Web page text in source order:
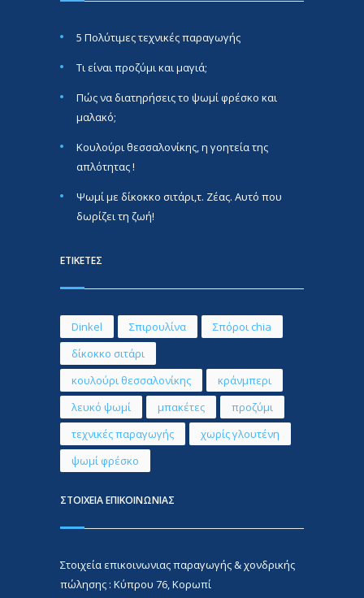
5 Πολύτιμες τεχνικές παραγωγής
Τι είναι προζύμι και μαγιά;
Πώς να διατηρήσεις το ψωμί φρέσκο και
μαλακό;
Κουλούρι θεσσαλονίκης, η γοητεία της
απλότητας !
Ψωμί με δίκοκκο σιτάρι,τ. Ζέας. Αυτό που
δωρίζει τη ζωή!
ΕΤΙΚΕΤΕΣ
Dinkel Σπιρουλίνα
Σπόροι chia
δίκοκκο σιτάρι
κουλούρι θεσσαλονίκης
κράνμπερι
λευκό ψωμί
μπακέτες
προζύμι
τεχνικές παραγωγής
χωρίς γλουτένη
ψωμί φρέσκο
ΣΤΟΙΧΕΙΑ ΕΠΙΚΟΙΝΩΝΙΑΣ
Στοιχεία επικοινωνιας παραγωγής & χονδρικής
πώλησης : Κύπρου 76, Κορωπί